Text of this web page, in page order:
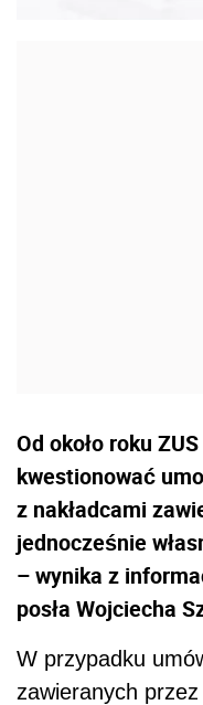
Od około roku
kwestionować
z nakładcami
jednocześnie
– wynika z
posła Wojciecha
W przypadku
zawieranych